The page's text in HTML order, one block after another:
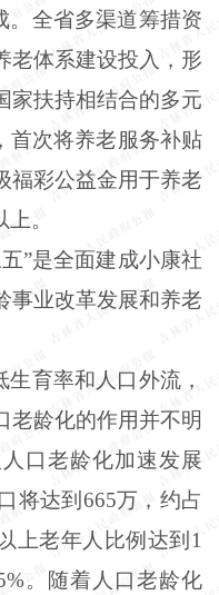
。全省多渠道筹措资
老体系建设投入，形
家扶持相结合的多元
首次将养老服务补贴
福彩公益金用于养老
。
”是全面建成小康社
事业改革发展和养老
育率和人口外流，
老龄化的作用并不明
口老龄化加速发展
将达到665万，约占
上老年人比例达到1
。随着人口老龄化